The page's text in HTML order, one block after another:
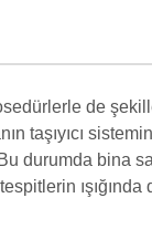
de
taşıyıcı
durumda bina
ışığında